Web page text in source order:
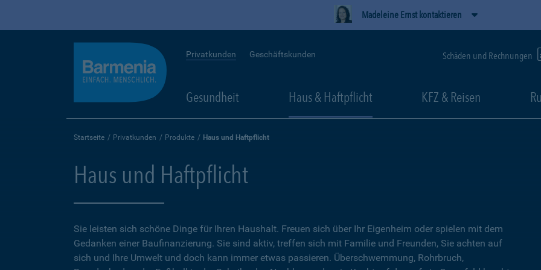
Madeleine Ernst kontaktieren
Privatkunden Geschäftskunden Schäden und Rechnungen
Gesundheit Haus & Haftpflicht KFZ & Reisen
Startseite Privatkunden Produkte Haus und Haftpflicht
Haus und Haftpflicht
Sie leisten sich schöne Dinge für Ihren Haushalt. Freuen sich über Ihr Eigenheim oder spielen mit dem
Gedanken einer Baufinanzierung. Sie sind aktiv, treffen sich mit Familie und Freunden, Sie achten auf
sich und Ihre Umwelt und doch kann immer etwas passieren. Überschwemmung, Rohrbruch,